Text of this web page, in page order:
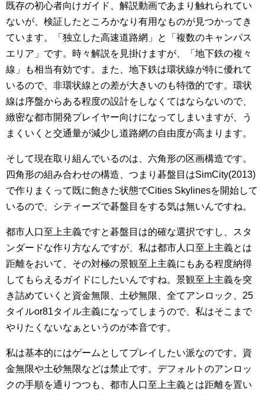
既存の初心者向けガイド、解説動画であまり触れられてい
ないが、検証したところかなり有用なものが見つかってき
ています。「独立した高速道路網」と「複数のキャンパス
エリア」です。時々解説を見掛けますが、「地下鉄の複々
線」も相当有効です。また、地下鉄は環状線が特に優れて
いるので、非環状線との差が大きいのも特徴的です。環状
線は序盤からある程度の設計をしなくてはならないので、
緻密な都市開発プレイヤー向けになってしまいますが、う
まくいくと交通量が減少し道路網の自由度が高まります。
そして現在取り組んでいるのは、六角形の区画構造です。
四角形の組み合わせの構造、つまり碁盤目はSimCity(2013)
で作りまくって既に飽きた状態でCities Skylinesを開始して
いるので、シティーズで碁盤目をする気は無いんですね。
都市人口至上主義ですと碁盤目は的確な選択ですし、スタ
ンダードな作り方なんですが、私は都市人口至上主義とは
距離をおいて、その対極の景観至上主義にもある程度納得
してもらえるガイドにしたいんですね。景観至上主義を突
き詰めていくと資金無限、土砂無限、全てアンロック、25
タイルor81タイル主義になってしまうので、私はそこまで
やりたくないなぁというのが本音です。
私は基本的にはゲームとしてプレイしたい派なのです。資
金無限や土砂無限などは禁止です。デフォルトのアンロッ
クの手順を通りつつも、都市人口至上主義とは距離を置い